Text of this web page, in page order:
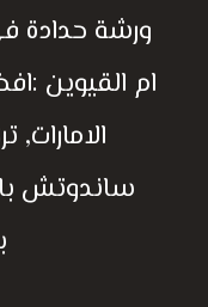
ورشة حدادة
ام القيوين
ساندوتش